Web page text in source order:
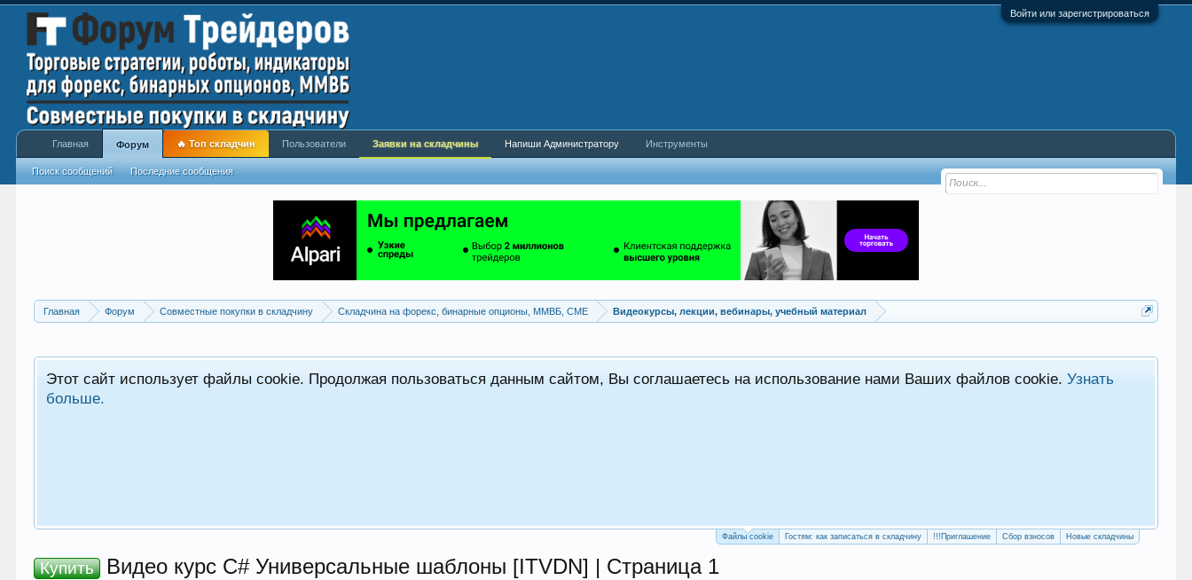
Войти или зарегистрироваться
Главная Форум Совместные покупки в складчину Складчина на форекс, бинарные опционы, ММВБ, CME Видеокурсы, лекции, вебинары, учебный материал
Этот сайт использует файлы cookie. Продолжая пользоваться данным сайтом, Вы соглашаетесь на использование нами Ваших файлов cookie.Узнать
больше.
Файлы cookie Гостям: как записаться в складчину !!!Приглашение Сбор взносов Новые складчины
Купить Видео курс C# Универсальные шаблоны [ITVDN] | Страница 1
Главная Форум
Поиск сообщений Последние сообщения
🔥 Топ складчин Пользователи Заявки на складчины Напиши Администратору Инструменты